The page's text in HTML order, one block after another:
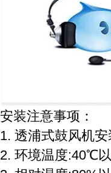
安装注意事项：
1. 透浦式鼓风机
2. 环境温度:40℃